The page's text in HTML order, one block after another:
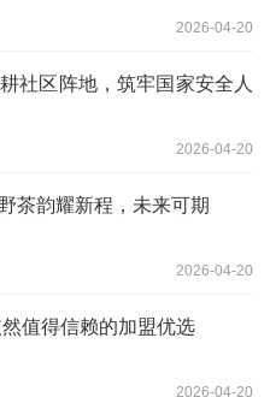
2026-04-20
社区阵地，筑牢国家安全人
2026-04-20
茶韵耀新程，未来可期
2026-04-20
值得信赖的加盟优选
2026-04-20